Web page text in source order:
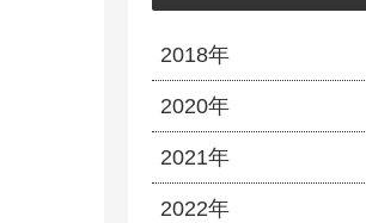
2018年
2020年
2021年
2022年